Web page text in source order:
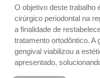
O objetivo deste trabalho
cirúrgico periodontal na
a finalidade de
tratamento ortodôntico. A
gengival viabilizou a
apresentado,